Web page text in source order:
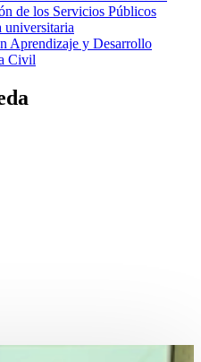
de los Servicios Públicos
universitaria
Aprendizaje y Desarrollo
Civil